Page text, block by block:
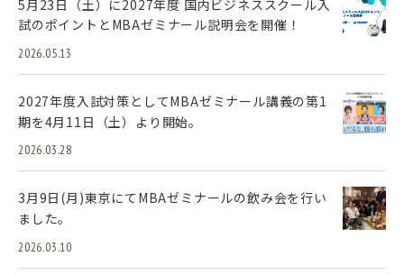
5月23日（土）に2027年度 国内ビジネススクール入
試のポイントとMBAゼミナール説明会を開催！
2026.05.13
2027年度入試対策としてMBAゼミナール講義の第1
期を4月11日（土）より開始。
2026.03.28
3月9日(月)東京にてMBAゼミナールの飲み会を行い
ました。
2026.03.10